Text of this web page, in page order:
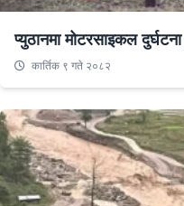
प्युठानमा मोटरसाइकल
कार्तिक ९ गते २०८२